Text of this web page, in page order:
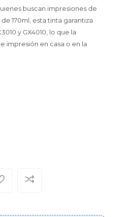
buscan impresiones de
170ml, esta tinta garantiza
y GX4010, lo que la
impresión en casa o en la